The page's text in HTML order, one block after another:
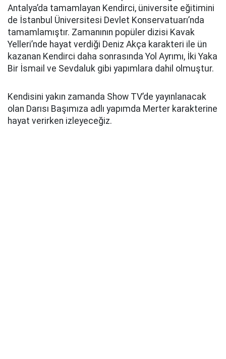
Antalya’da tamamlayan Kendirci, üniversite eğitimini
de İstanbul Üniversitesi Devlet Konservatuarı’nda
tamamlamıştır. Zamanının popüler dizisi Kavak
Yelleri’nde hayat verdiği Deniz Akça karakteri ile ün
kazanan Kendirci daha sonrasında Yol Ayrımı, İki Yaka
Bir İsmail ve Sevdaluk gibi yapımlara dahil olmuştur.
Kendisini yakın zamanda Show TV’de yayınlanacak
olan Darısı Başımıza adlı yapımda Merter karakterine
hayat verirken izleyeceğiz.